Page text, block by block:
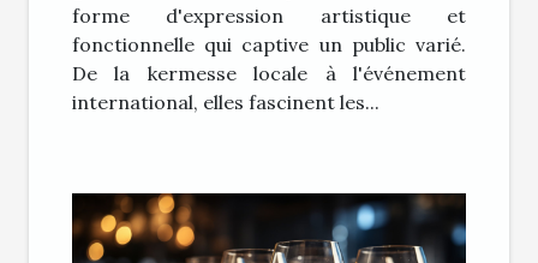
forme d'expression artistique et
fonctionnelle qui captive un public varié.
De la kermesse locale à l'événement
international, elles fascinent les...